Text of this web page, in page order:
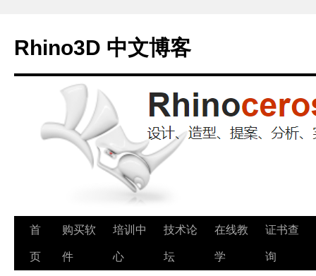
Rhino3D 中文博客
跳
至
首
页
购买软
件
培训中
心
技术论
坛
在线教
学
证书查
询